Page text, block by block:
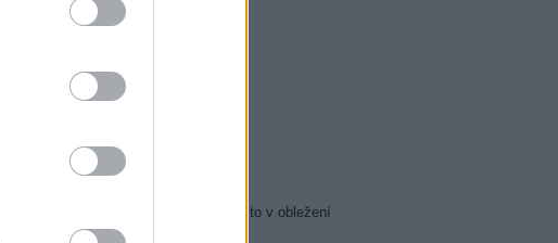
20:05 Zázraky přírody
20:00 Královna Viktorie
20:20 Mumie se vrací
01:05 Policejní akademie 6: Město v obležení